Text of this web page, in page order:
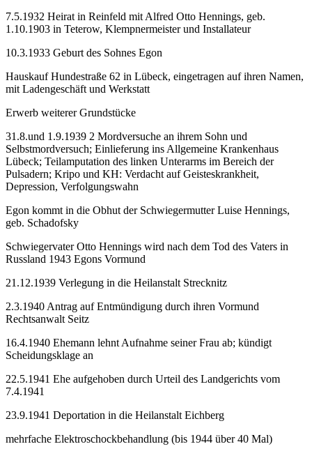
7.5.1932 Heirat in Reinfeld mit Alfred Otto Hennings, geb.
1.10.1903 in Teterow, Klempnermeister und Installateur
10.3.1933 Geburt des Sohnes Egon
Hauskauf Hundestraße 62 in Lübeck, eingetragen auf ihren Namen,
mit Ladengeschäft und Werkstatt
Erwerb weiterer Grundstücke
31.8.und 1.9.1939 2 Mordversuche an ihrem Sohn und
Selbstmordversuch; Einlieferung ins Allgemeine Krankenhaus
Lübeck; Teilamputation des linken Unterarms im Bereich der
Pulsadern; Kripo und KH: Verdacht auf Geisteskrankheit,
Depression, Verfolgungswahn
Egon kommt in die Obhut der Schwiegermutter Luise Hennings,
geb. Schadofsky
Schwiegervater Otto Hennings wird nach dem Tod des Vaters in
Russland 1943 Egons Vormund
21.12.1939 Verlegung in die Heilanstalt Strecknitz
2.3.1940 Antrag auf Entmündigung durch ihren Vormund
Rechtsanwalt Seitz
16.4.1940 Ehemann lehnt Aufnahme seiner Frau ab; kündigt
Scheidungsklage an
22.5.1941 Ehe aufgehoben durch Urteil des Landgerichts vom
7.4.1941
23.9.1941 Deportation in die Heilanstalt Eichberg
mehrfache Elektroschockbehandlung (bis 1944 über 40 Mal)